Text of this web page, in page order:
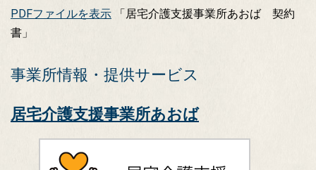
PDFファイルを表示 「居宅介護支援事業所あおば 契約
書」
事業所情報・提供サービス
居宅介護支援事業所あおば